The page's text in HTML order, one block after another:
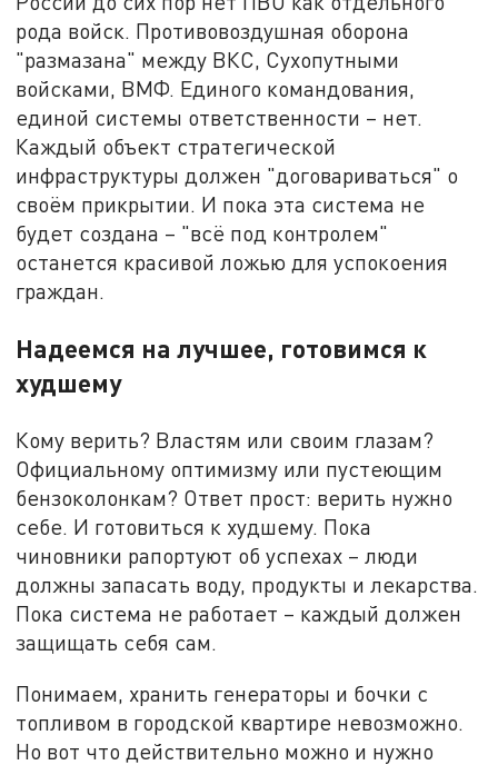
рода войск. Противовоздушная оборона
"размазана" между ВКС, Сухопутными
войсками, ВМФ. Единого командования,
единой системы ответственности – нет.
Каждый объект стратегической
инфраструктуры должен "договариваться" о
своём прикрытии. И пока эта система не
будет создана – "всё под контролем"
останется красивой ложью для успокоения
граждан.
Надеемся на лучшее, готовимся к
худшему
Кому верить? Властям или своим глазам?
Официальному оптимизму или пустеющим
бензоколонкам? Ответ прост: верить нужно
себе. И готовиться к худшему. Пока
чиновники рапортуют об успехах – люди
должны запасать воду, продукты и лекарства.
Пока система не работает – каждый должен
защищать себя сам.
Понимаем, хранить генераторы и бочки с
топливом в городской квартире невозможно.
Но вот что действительно можно и нужно